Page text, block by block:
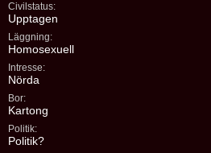
Civilstatus:
Upptagen
Läggning:
Homosexuell
Intresse:
Nörda
Bor:
Kartong
Politik:
Politik?